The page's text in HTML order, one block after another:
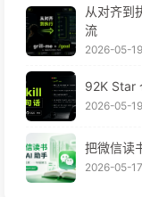
从对齐到
流
2026-05-19
92K Star
2026-05-19
把微信读
2026-05-17